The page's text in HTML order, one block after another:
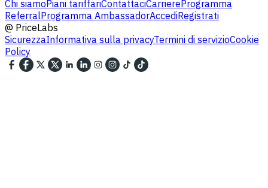
Chi siamoPiani tariffariContattaciCarriereProgramma
ReferralProgramma AmbassadorAccediRegistrati
@ PriceLabs
SicurezzaInformativa sulla privacyTermini di servizioCookie
Policy